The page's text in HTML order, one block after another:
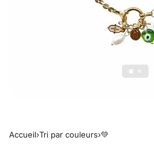
Accueil›Tri par couleurs›💚